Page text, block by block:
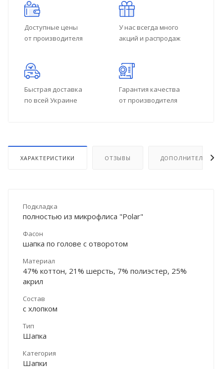
Доступные цены
от производителя
У нас всегда много
акций и распродаж
Быстрая доставка
по всей Украине
Гарантия качества
от производителя
ХАРАКТЕРИСТИКИ ОТЗЫВЫ ДОПОЛНИТЕЛЬНО
Подкладка
полностью из микрофлиса "Polar"
Фасон
шапка по голове с отворотом
Материал
47% коттон, 21% шерсть, 7% полиэстер, 25%
акрил
Состав
с хлопком
Тип
Шапка
Категория
Шапки